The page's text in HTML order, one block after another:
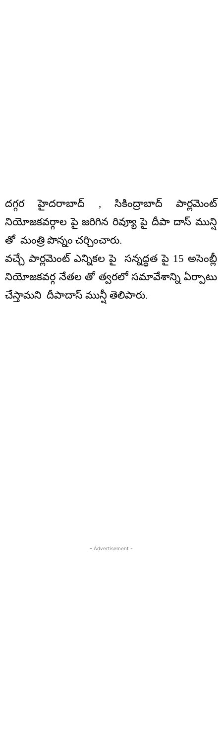
దగ్గర హైదరాబాద్ , సికింద్రాబాద్ పార్లమెంట్
నియోజకవర్గాల పై జరిగిన రివ్యూ పై దీపా దాస్ మున్షి
తో మంత్రి పొన్నం చర్చించారు.
వచ్చే పార్లమెంట్ ఎన్నికల పై సన్నద్ధత పై 15 అసెంబ్లీ
నియోజకవర్గ నేతల తో త్వరలో సమావేశాన్ని ఏర్పాటు
చేస్తామని దీపాదాస్ మున్షీ తెలిపారు.
- Advertisement -